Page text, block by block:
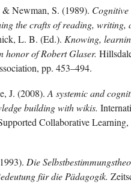
Newman, S. (1989). Cognitive
the crafts of reading, writing,
L. B. (Ed.). Knowing,
honor of Robert Glaser.
pp. 453–494.
J. (2008). A systemic and
building with wikis.
Collaborative
Die
für die Pädagogik.